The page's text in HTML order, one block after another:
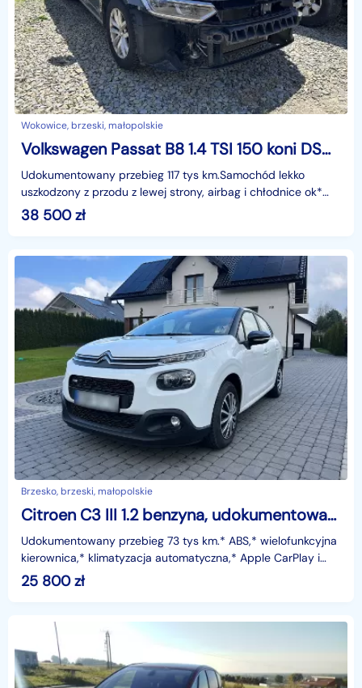
Wokowice, brzeski, małopolskie
Volkswagen Passat B8 1.4 TSI 150 koni DSG, virtual, uszkodzony
Udokumentowany przebieg 117 tys km.Samochód lekko
uszkodzony z przodu z lewej strony, airbag i chłodnice ok*
ABS,* wielofunkcyjna kierownica,* klimatyzacja auto
38 500zł
Brzesko, brzeski, małopolskie
Citroen C3 III 1.2 benzyna, udokumentowany przebieg
Udokumentowany przebieg 73 tys km.* ABS,* wielofunkcyjna
kierownica,* klimatyzacja automatyczna,* Apple CarPlay i
Android Auto,* komputer pokładowy,* podgrzewan
25 800zł